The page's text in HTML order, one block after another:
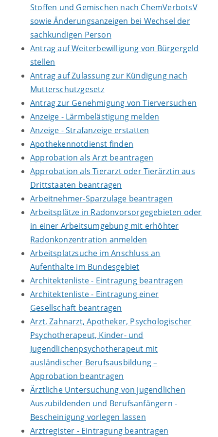
Stoffen und Gemischen nach ChemVerbotsV
sowie Änderungsanzeigen bei Wechsel der
sachkundigen Person
Antrag auf Weiterbewilligung von Bürgergeld
stellen
Antrag auf Zulassung zur Kündigung nach
Mutterschutzgesetz
Antrag zur Genehmigung von Tierversuchen
Anzeige - Lärmbelästigung melden
Anzeige - Strafanzeige erstatten
Apothekennotdienst finden
Approbation als Arzt beantragen
Approbation als Tierarzt oder Tierärztin aus
Drittstaaten beantragen
Arbeitnehmer-Sparzulage beantragen
Arbeitsplätze in Radonvorsorgegebieten oder
in einer Arbeitsumgebung mit erhöhter
Radonkonzentration anmelden
Arbeitsplatzsuche im Anschluss an
Aufenthalte im Bundesgebiet
Architektenliste - Eintragung beantragen
Architektenliste - Eintragung einer
Gesellschaft beantragen
Arzt, Zahnarzt, Apotheker, Psychologischer
Psychotherapeut, Kinder- und
Jugendlichenpsychotherapeut mit
ausländischer Berufsausbildung –
Approbation beantragen
Ärztliche Untersuchung von jugendlichen
Auszubildenden und Berufsanfängern -
Bescheinigung vorlegen lassen
Arztregister - Eintragung beantragen